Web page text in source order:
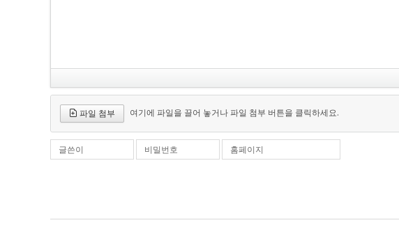
파일 첨부 여기에 파일을 끌어 놓거나 파일 첨부 버튼을 클릭하세요.
글쓴이 비밀번호 홈페이지